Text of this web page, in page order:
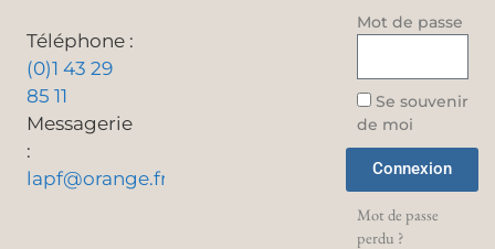
Téléphone :
(0)1 43 29
85 11
Messagerie
:
lapf@orange.fr
Mot de passe
Se souvenir
de moi
Connexion
Mot de passe
perdu ?